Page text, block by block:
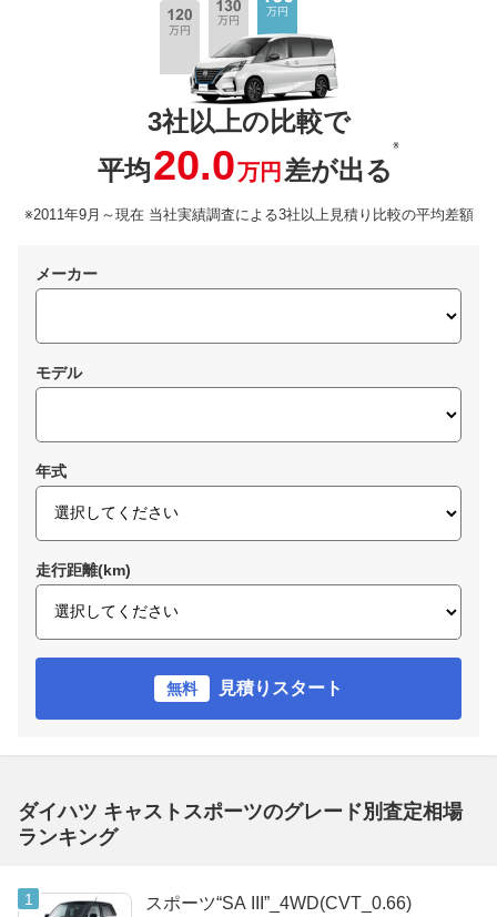
3社以上の比較で
平均20.0万円 差が出る
※
※2011年9月～現在 当社実績調査による3社以上見積り比較の平均差額
メーカー
モデル
年式
走行距離(km)
無料 見積りスタート
ダイハツ キャストスポーツのグレード別査定相場
ランキング
スポーツ“SA III”_4WD(CVT_0.66)